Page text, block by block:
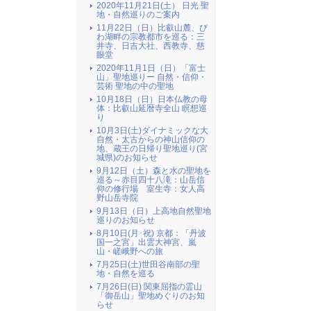
2020年11月21日(土） 日光 聖
地・自然巡りのご案内
11月22日（日）比叡山麓、び
わ湖畔の宗教都市を巡る：三
井寺、日吉大社、西教寺、慈
眼堂
2020年11月1日（日）「富士
山」聖地巡りー 自然・信仰・
芸術 聖地の中の聖地
10月18日（日）日本仏教の母
体：比叡山延暦寺全山 瞑想巡
り
10月3日(土)ダイナミックな大
自然・太古からの神山信仰の
地、蔵王の日帰り聖地巡り(宮
城県)のお知らせ
9月12日（土）森と水の聖地を
巡る～赤目四十八滝：山岳信
仰の修行場 室生寺：女人高
野山岳寺院
9月13日（日）上高地自然聖地
巡りのお知らせ
8月10日(月･祝) 京都：「丹波
国一之宮」出雲大神宮、嵐
山・嵯峨野への旅
7月25日(土)世田谷南部の聖
地・自然を巡る
7月26日(日) 関東屈指の霊山
「御岳山」聖地めぐりのお知
らせ